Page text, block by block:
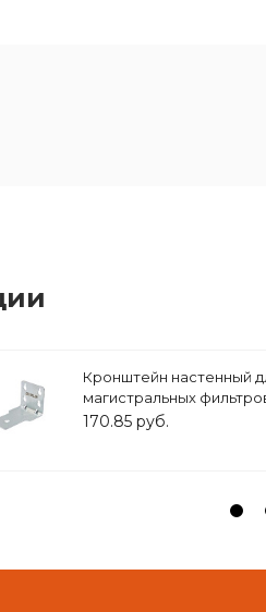
Кронштейн настенный
магистральных
10 BB/ 20BB,
170.85 руб.